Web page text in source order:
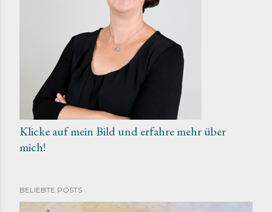
Klicke auf mein Bild und erfahre mehr über
mich!
BELIEBTE POSTS